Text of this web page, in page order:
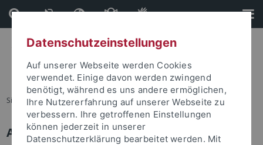
Direkt
zum
Inhalt
Direkt
zur
Fußleiste
Sie sind hier: Startseite
Anmelden
Datenschutzeinstellungen
Auf unserer Webseite werden Cookies
verwendet. Einige davon werden zwingend
benötigt, während es uns andere ermöglichen,
Ihre Nutzererfahrung auf unserer Webseite zu
verbessern. Ihre getroffenen Einstellungen
können jederzeit in unserer
Datenschutzerklärung bearbeitet werden. Mit